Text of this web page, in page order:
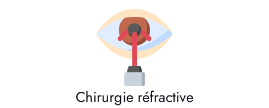
Chirurgie réfractive